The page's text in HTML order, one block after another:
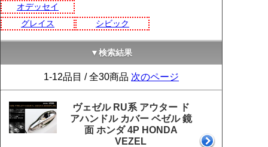
オデッセイ
グレイス
シビック
▼検索結果
1-12品目 / 全30商品 次のページ
ヴェゼル RU系 アウター ド
アハンドル カバー ベゼル 鏡
面 ホンダ 4P HONDA
VEZEL